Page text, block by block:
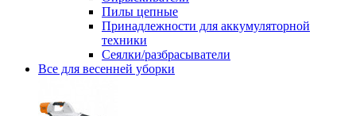
Пилы цепные
Принадлежности для аккумуляторной
техники
Сеялки/разбрасыватели
Все для весенней уборки